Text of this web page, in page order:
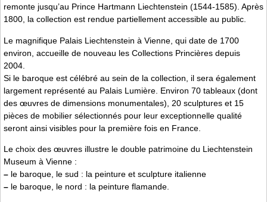
remonte jusqu’au Prince Hartmann Liechtenstein (1544-1585). Après
1800, la collection est rendue partiellement accessible au public.
Le magnifique Palais Liechtenstein à Vienne, qui date de 1700
environ, accueille de nouveau les Collections Princières depuis
2004.
Si le baroque est célébré au sein de la collection, il sera également
largement représenté au Palais Lumière. Environ 70 tableaux (dont
des œuvres de dimensions monumentales), 20 sculptures et 15
pièces de mobilier sélectionnés pour leur exceptionnelle qualité
seront ainsi visibles pour la première fois en France.
Le choix des œuvres illustre le double patrimoine du Liechtenstein
Museum à Vienne :
– le baroque, le sud : la peinture et sculpture italienne
– le baroque, le nord : la peinture flamande.